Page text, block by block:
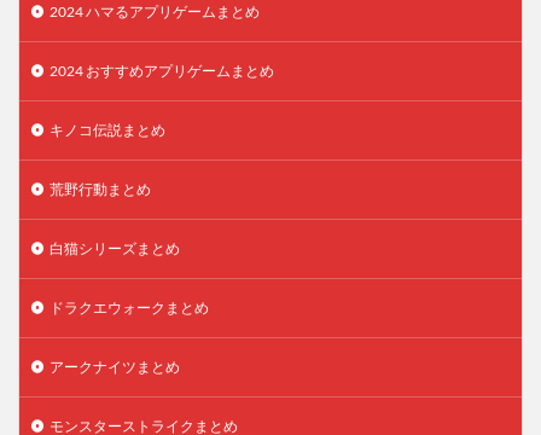
2024 ハマるアプリゲームまとめ
2024 おすすめアプリゲームまとめ
キノコ伝説まとめ
荒野行動まとめ
白猫シリーズまとめ
ドラクエウォークまとめ
アークナイツまとめ
モンスターストライクまとめ